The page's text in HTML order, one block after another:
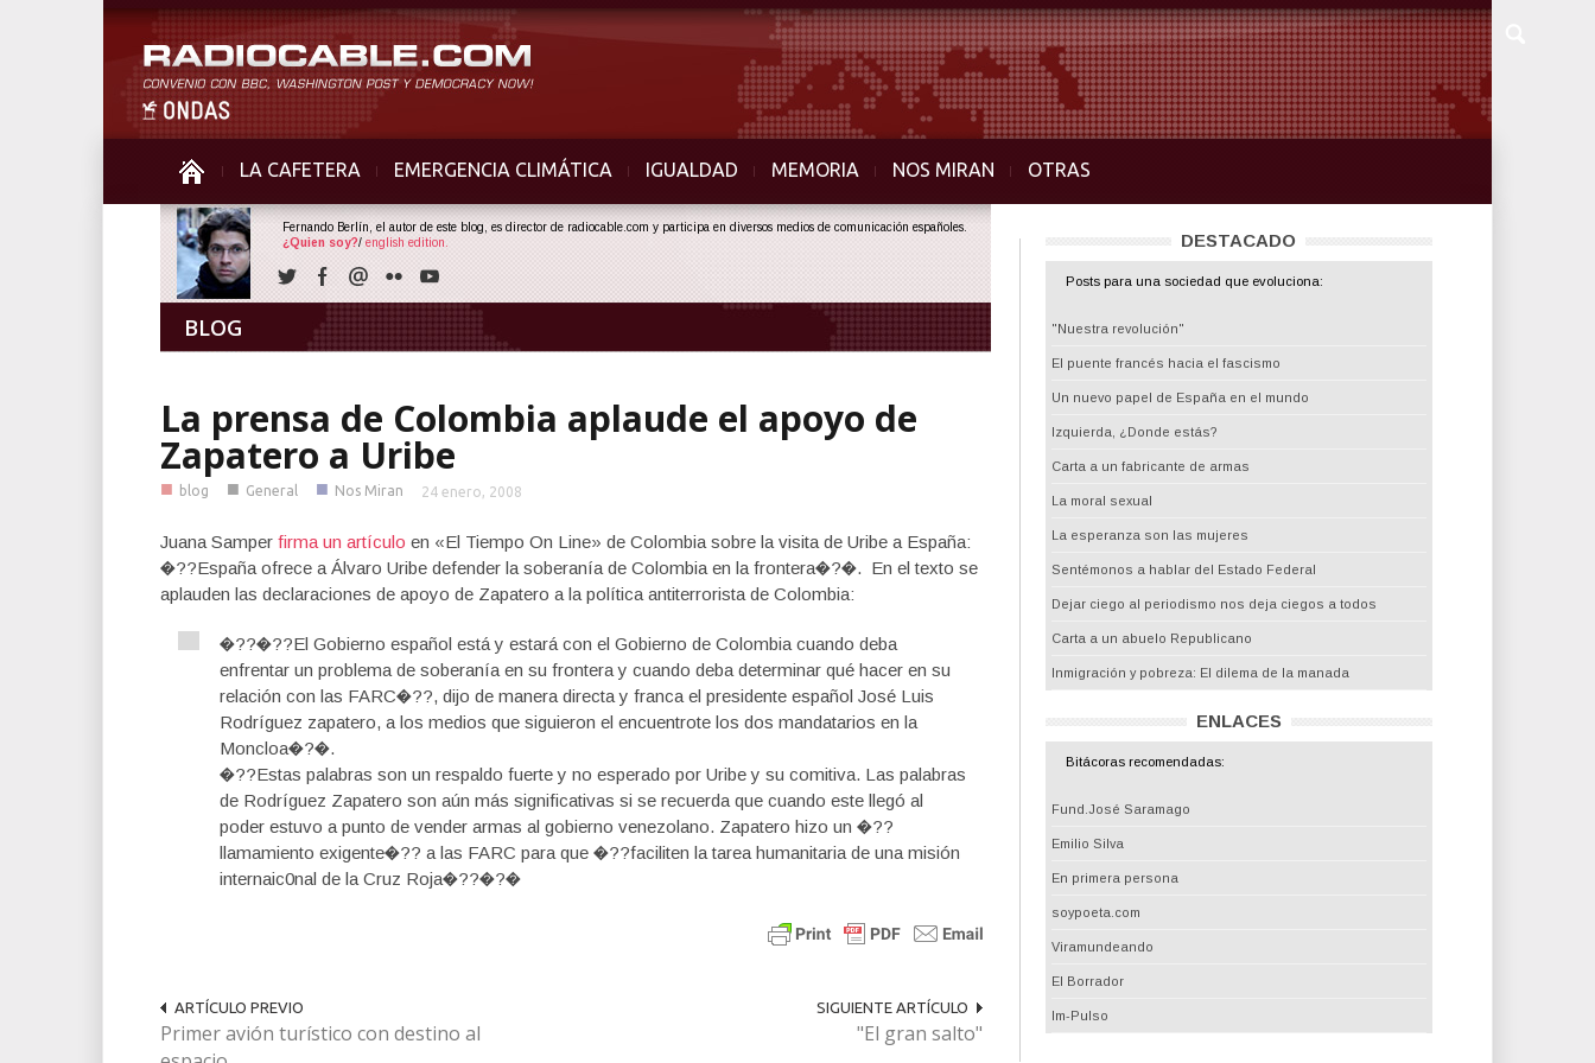
LA CAFETERA EMERGENCIA CLIMÁTICA IGUALDAD MEMORIA NOS MIRAN OTRAS
BLOG
Fernando Berlín, el autor de este blog, es director de radiocable.com y participa en diversos medios de comunicación españoles.
¿Quien soy?/ english edition.
La prensa de Colombia aplaude el apoyo de
Zapatero a Uribe
■ blog ■ General ■ Nos Miran 24 enero, 2008
Juana Samper firma un artículo en «El Tiempo On Line» de Colombia sobre la visita de Uribe a España:
�??España ofrece a Álvaro Uribe defender la soberanía de Colombia en la frontera�?�. En el texto se
aplauden las declaraciones de apoyo de Zapatero a la política antiterrorista de Colombia:
�??�??El Gobierno español está y estará con el Gobierno de Colombia cuando deba
enfrentar un problema de soberanía en su frontera y cuando deba determinar qué hacer en su
relación con las FARC�??, dijo de manera directa y franca el presidente español José Luis
Rodríguez zapatero, a los medios que siguieron el encuentrote los dos mandatarios en la
Moncloa�?�.
�??Estas palabras son un respaldo fuerte y no esperado por Uribe y su comitiva. Las palabras
de Rodríguez Zapatero son aún más significativas si se recuerda que cuando este llegó al
poder estuvo a punto de vender armas al gobierno venezolano. Zapatero hizo un �??
llamamiento exigente�?? a las FARC para que �??faciliten la tarea humanitaria de una misión
internaic0nal de la Cruz Roja�??�?�
ARTÍCULO PREVIO
Primer avión turístico con destino al
SIGUIENTE ARTÍCULO
"El gran salto"
DESTACADO
Posts para una sociedad que evoluciona:
"Nuestra revolución"
El puente francés hacia el fascismo
Un nuevo papel de España en el mundo
Izquierda, ¿Donde estás?
Carta a un fabricante de armas
La moral sexual
La esperanza son las mujeres
Sentémonos a hablar del Estado Federal
Dejar ciego al periodismo nos deja ciegos a todos
Carta a un abuelo Republicano
Inmigración y pobreza: El dilema de la manada
ENLACES
Bitácoras recomendadas:
Fund.José Saramago
Emilio Silva
En primera persona
soypoeta.com
Viramundeando
El Borrador
Im-Pulso